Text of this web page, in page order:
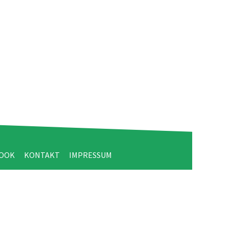
KONTAKT IMPRESSUM